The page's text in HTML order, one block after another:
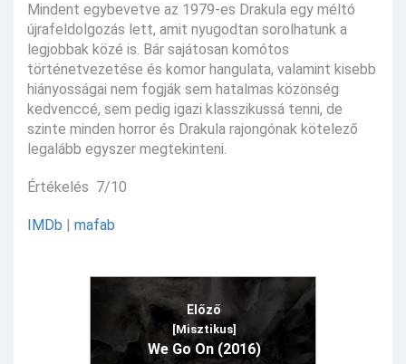
Mindent egybevetve az 1979-es Drakula egy méltó
újrafeldolgozás lett, amit nyugodtan sorolhatunk a
legjobbak közé is. Bár sajátosan komótos
történetvezetése és komor hangulata, valamint kisebb
hiányosságai nem fogják sem hatalmas közönség
kedvenccé, sem pedig igazi klasszikussá tenni, de
szinte minden horror és Drakula rajongónak kötelező
legalább egyszer megtekinteni.
Értékelés 7/10
IMDb | mafab
Előző
[Misztikus]
We Go On (2016)